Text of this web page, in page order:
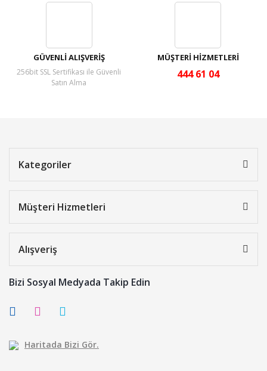
GÜVENLİ ALIŞVERİŞ
256bit SSL Sertifikası ile Güvenli
Satın Alma
MÜŞTERİ HİZMETLERİ
444 61 04
Kategoriler
Müşteri Hizmetleri
Alışveriş
Bizi Sosyal Medyada Takip Edin
Haritada Bizi Gör.